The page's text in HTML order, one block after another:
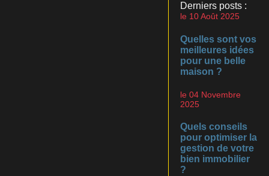
Derniers posts :
le 10 Août 2025
Quelles sont vos
meilleures idées
pour une belle
maison ?
le 04 Novembre
2025
Quels conseils
pour optimiser la
gestion de votre
bien immobilier
?